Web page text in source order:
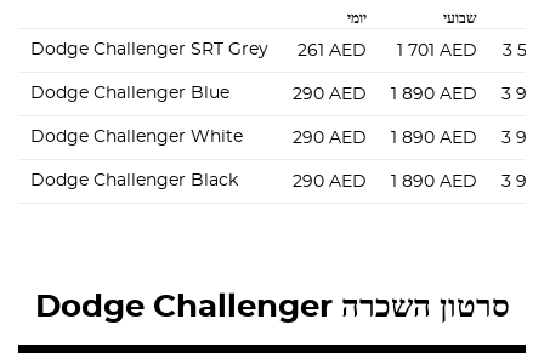
יומי שבועי
Dodge Challenger SRT Grey 261 AED 1 701 AED 3
Dodge Challenger Blue 290 AED 1 890 AED 3
Dodge Challenger White 290 AED 1 890 AED 3
Dodge Challenger Black 290 AED 1 890 AED 3
סרטון השכרה Dodge Challenger